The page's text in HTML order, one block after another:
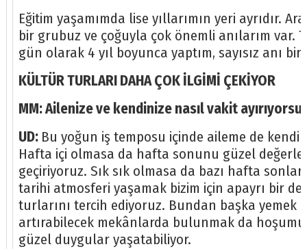
Eğitim yaşamımda lise yıllarımın yeri ayrıdır.
bir grubuz ve çoğuyla çok önemli anılarım var.
gün olarak 4 yıl boyunca yaptım, sayısız anı
KÜLTÜR TURLARI DAHA ÇOK İLGİMİ ÇEKİYOR
MM: Ailenize ve kendinize nasıl vakit
UD: Bu yoğun iş temposu içinde aileme de
Hafta içi olmasa da hafta sonunu güzel
geçiriyoruz. Sık sık olmasa da bazı hafta
tarihi atmosferi yaşamak bizim için apayrı bir
turlarını tercih ediyoruz. Bundan başka yemek
artırabilecek mekânlarda bulunmak da
güzel duygular yaşatabiliyor.